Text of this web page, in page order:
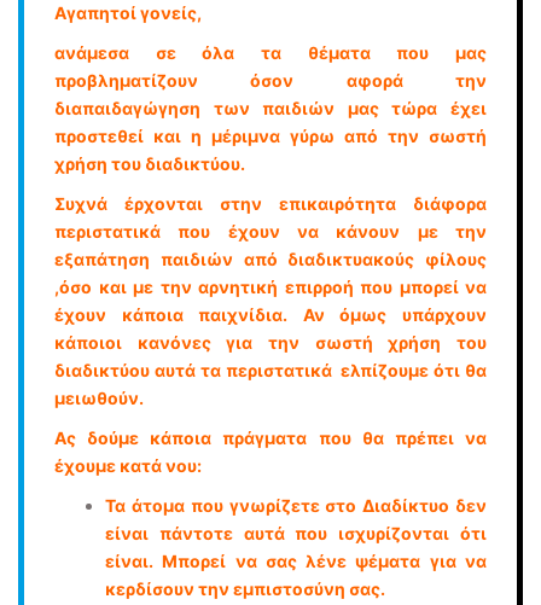
Αγαπητοί γονείς,
ανάμεσα σε όλα τα θέματα που μας
προβληματίζουν όσον αφορά την
διαπαιδαγώγηση των παιδιών μας τώρα έχει
προστεθεί και η μέριμνα γύρω από την σωστή
χρήση του διαδικτύου.
Συχνά έρχονται στην επικαιρότητα διάφορα
περιστατικά που έχουν να κάνουν με την
εξαπάτηση παιδιών από διαδικτυακούς φίλους
,όσο και με την αρνητική επιρροή που μπορεί να
έχουν κάποια παιχνίδια. Αν όμως υπάρχουν
κάποιοι κανόνες για την σωστή χρήση του
διαδικτύου αυτά τα περιστατικά ελπίζουμε ότι θα
μειωθούν.
Ας δούμε κάποια πράγματα που θα πρέπει να
έχουμε κατά νου:
Τα άτομα που γνωρίζετε στο Διαδίκτυο δεν
είναι πάντοτε αυτά που ισχυρίζονται ότι
είναι. Μπορεί να σας λένε ψέματα για να
κερδίσουν την εμπιστοσύνη σας.